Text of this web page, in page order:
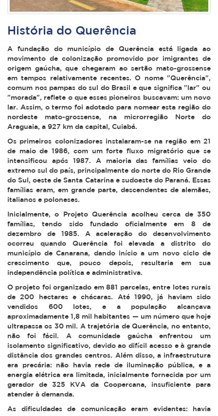
História do Querência
A fundação do município de Querência está ligada ao
movimento de colonização promovido por imigrantes de
origem gaúcha, que chegaram ao sertão mato-grossense
em tempos relativamente recentes. O nome "Querência",
comum nos pampas do sul do Brasil e que significa "lar" ou
"morada", reflete o que esses pioneiros buscavam: um novo
lar. Assim, o termo foi adotado para nomear esta região do
nordeste mato-grossense, na microrregião Norte do
Araguaia, a 927 km da capital, Cuiabá.
Os primeiros colonizadores instalaram-se na região em 21
de maio de 1986, com um forte fluxo migratório que se
intensificou após 1987. A maioria das famílias veio do
extremo sul do país, principalmente do norte do Rio Grande
do Sul, oeste de Santa Catarina e sudoeste do Paraná. Essas
famílias eram, em grande parte, descendentes de alemães,
italianos e poloneses.
Inicialmente, o Projeto Querência acolheu cerca de 350
famílias, tendo sido fundado oficialmente em 8 de
dezembro de 1985. A aceleração do desenvolvimento
ocorreu quando Querência foi elevada a distrito do
município de Canarana, dando início a um novo ciclo de
crescimento que, pouco depois, resultaria em sua
independência política e administrativa.
O projeto foi organizado em 881 parcelas, entre lotes rurais
de 200 hectares e chácaras. Até 1990, já haviam sido
vendidos 600 lotes, e a população alcançava
aproximadamente 1,8 mil habitantes — um número que hoje
ultrapassa os 30 mil. A trajetória de Querência, no entanto,
não foi fácil. A comunidade gaúcha enfrentou um
isolamento significativo, devido ao difícil acesso e à grande
distância dos grandes centros. Além disso, a infraestrutura
era precária: não havia rede de iluminação pública, e a
energia elétrica era limitada, inicialmente fornecida por um
gerador de 325 KVA da Coopercana, insuficiente para
atender à demanda.
As dificuldades de comunicação eram evidentes: havia